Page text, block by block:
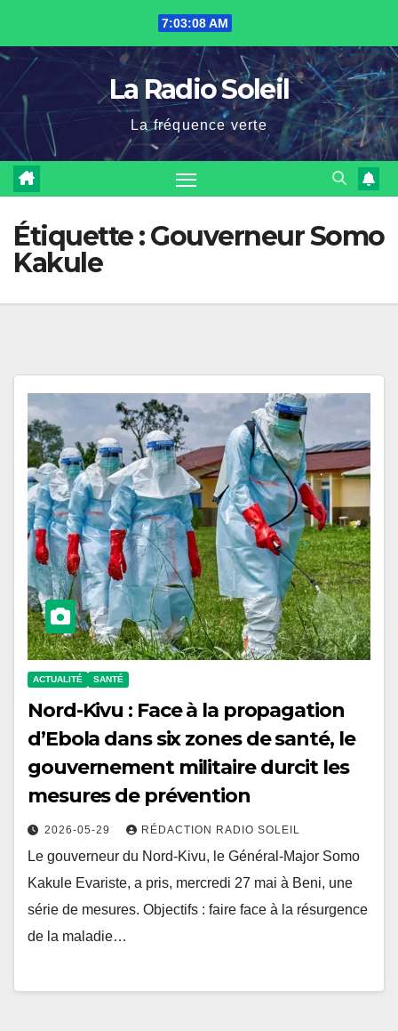
content
7:03:08 AM
La Radio Soleil
La fréquence verte
Étiquette :Gouverneur Somo
Kakule
ACTUALITÉ SANTÉ
Nord-Kivu : Face à la propagation
d’Ebola dans six zones de santé, le
gouvernement militaire durcit les
mesures de prévention
2026-05-29 RÉDACTION RADIO SOLEIL
Le gouverneur du Nord-Kivu, le Général-Major Somo
Kakule Evariste, a pris, mercredi 27 mai à Beni, une
série de mesures. Objectifs : faire face à la résurgence
de la maladie…